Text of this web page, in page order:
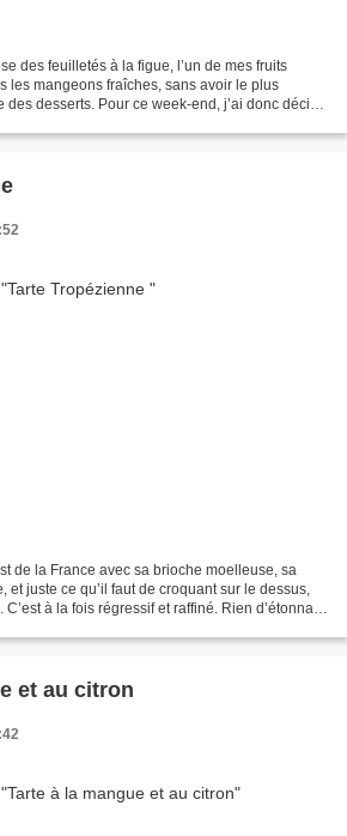
des feuilletés à la figue, l’un de mes fruits
les mangeons fraîches, sans avoir le plus
des desserts. Pour ce week-end, j’ai donc décidé
de la France avec sa brioche moelleuse, sa
et juste ce qu’il faut de croquant sur le dessus,
à la fois régressif et raffiné. Rien d’étonnant
et au citron